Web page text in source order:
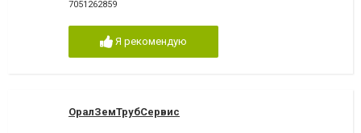
7051262859
Я рекомендую
ОралЗемТрубСервис